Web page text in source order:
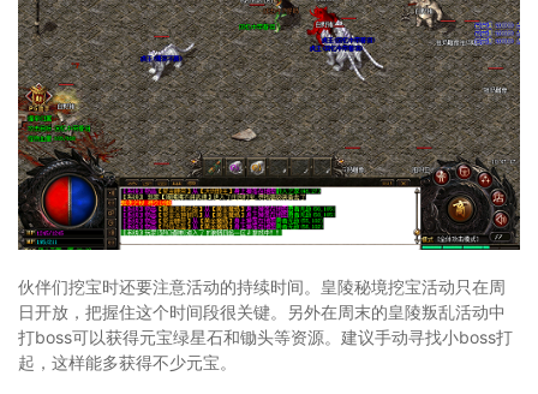
伙伴们挖宝时还要注意活动的持续时间。皇陵秘境挖宝活动只在周
日开放，把握住这个时间段很关键。另外在周末的皇陵叛乱活动中
打boss可以获得元宝绿星石和锄头等资源。建议手动寻找小boss打
起，这样能多获得不少元宝。